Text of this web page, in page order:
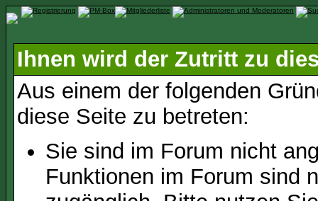
Ihnen wird der Zutritt zu
Aus einem der folgenden
diese Seite zu betreten:
Sie sind im Forum nicht
Funktionen im Forum sind